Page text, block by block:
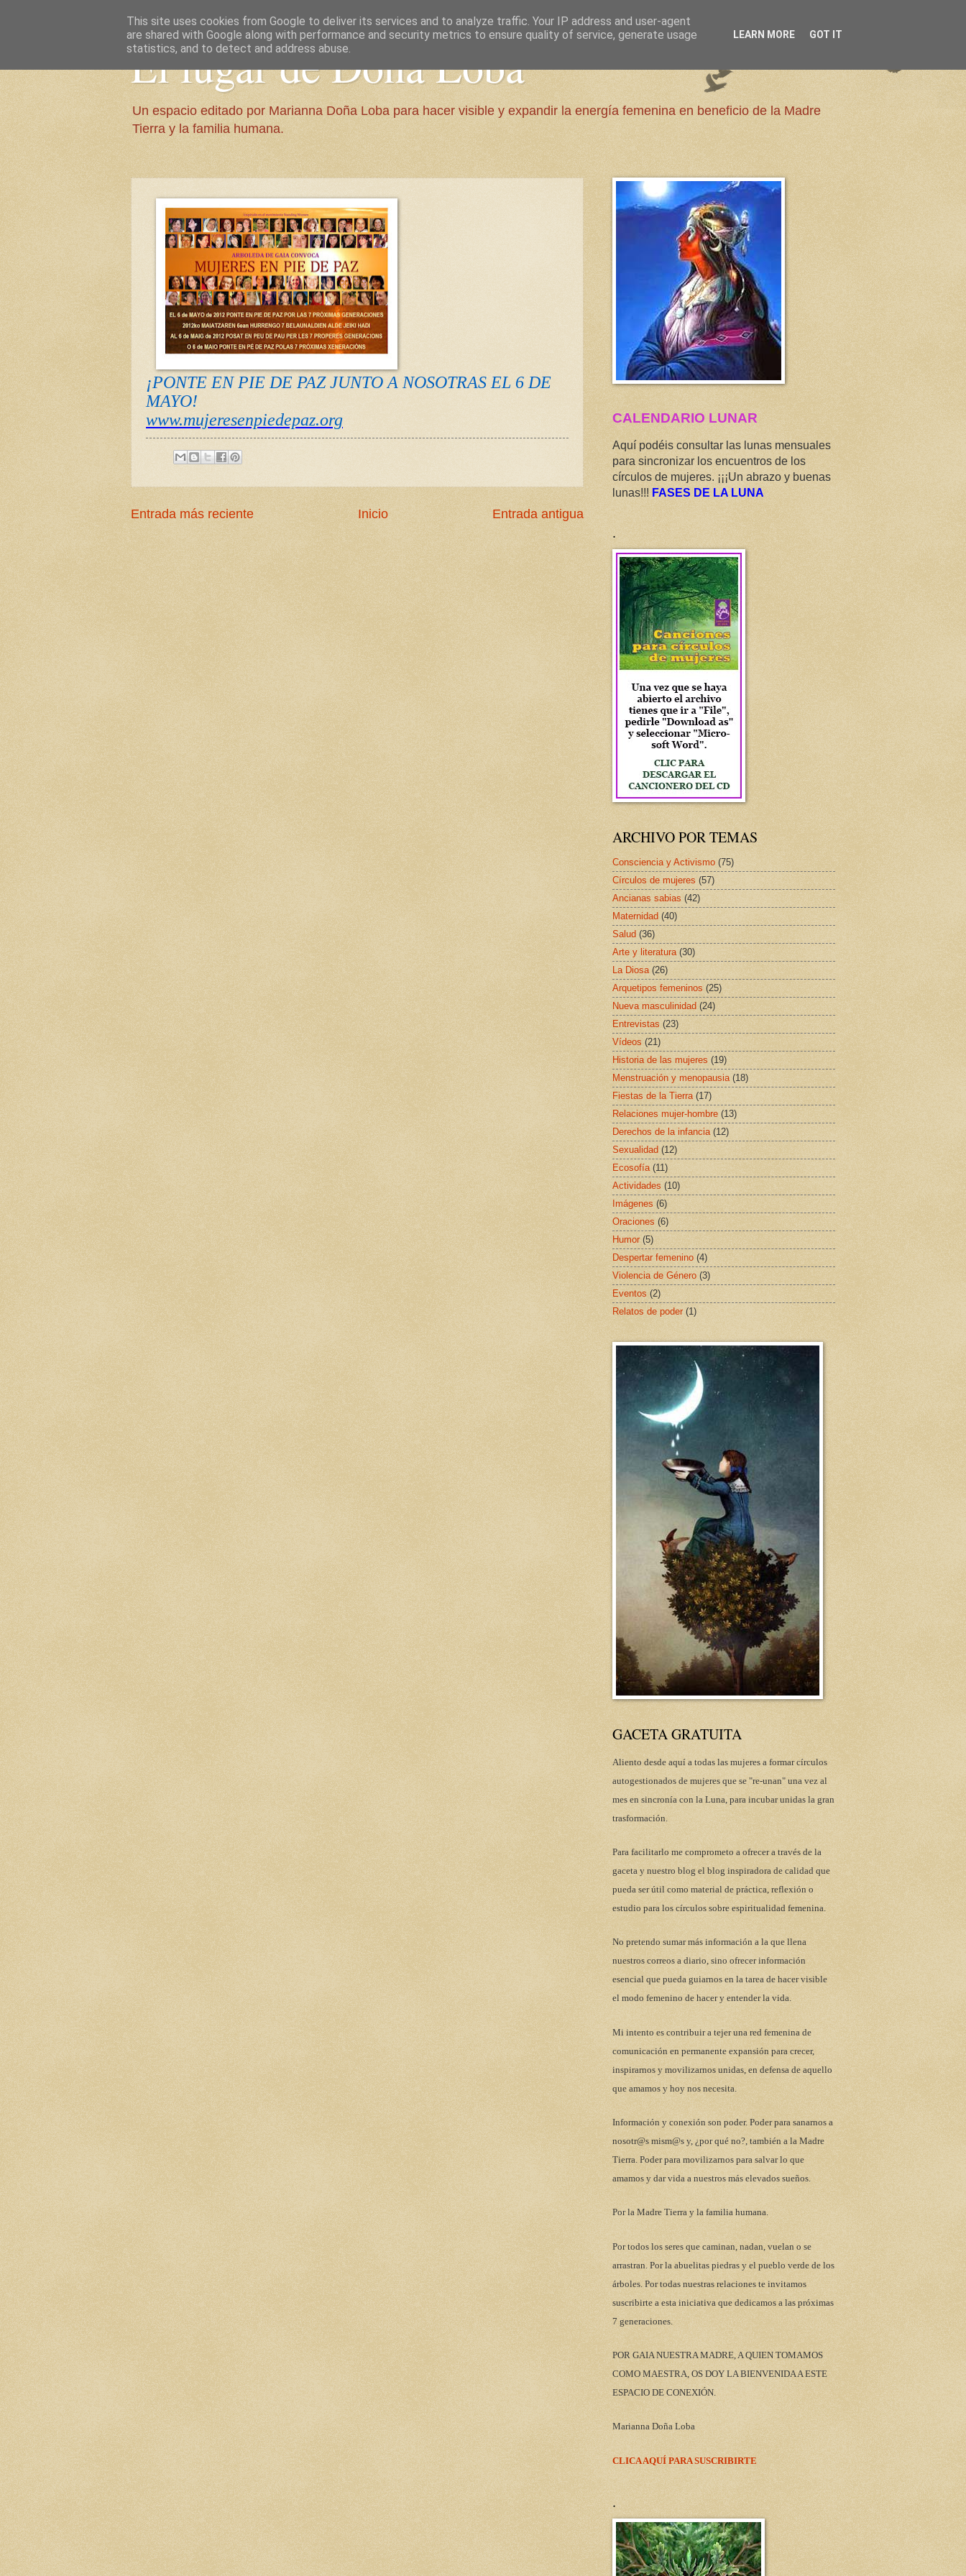
El lugar de Doña Loba
Un espacio editado por Marianna Doña Loba para hacer visible y expandir la energía femenina en beneficio de la Madre
Tierra y la familia humana.
¡PONTE EN PIE DE PAZ JUNTO A NOSOTRAS EL 6 DE
MAYO!
www.mujeresenpiedepaz.org
Entrada más reciente Entrada antigua
Inicio
CALENDARIO LUNAR
Aquí podéis consultar las lunas mensuales
para sincronizar los encuentros de los
círculos de mujeres. ¡¡¡Un abrazo y buenas
lunas!!! FASES DE LA LUNA
.
ARCHIVO POR TEMAS
Consciencia y Activismo (75)
Círculos de mujeres (57)
Ancianas sabias (42)
Maternidad (40)
Salud (36)
Arte y literatura (30)
La Diosa (26)
Arquetipos femeninos (25)
Nueva masculinidad (24)
Entrevistas (23)
Vídeos (21)
Historia de las mujeres (19)
Menstruación y menopausia (18)
Fiestas de la Tierra (17)
Relaciones mujer-hombre (13)
Derechos de la infancia (12)
Sexualidad (12)
Ecosofía (11)
Actividades (10)
Imágenes (6)
Oraciones (6)
Humor (5)
Despertar femenino (4)
Violencia de Género (3)
Eventos (2)
Relatos de poder (1)
GACETA GRATUITA
Aliento desde aquí a todas las mujeres a formar círculos
autogestionados de mujeres que se "re-unan" una vez al
mes en sincronía con la Luna, para incubar unidas la gran
trasformación.
Para facilitarlo me comprometo a ofrecer a través de la
gaceta y nuestro blog el blog inspiradora de calidad que
pueda ser útil como material de práctica, reflexión o
estudio para los círculos sobre espiritualidad femenina.
No pretendo sumar más información a la que llena
nuestros correos a diario, sino ofrecer información
esencial que pueda guiarnos en la tarea de hacer visible
el modo femenino de hacer y entender la vida.
Mi intento es contribuir a tejer una red femenina de
comunicación en permanente expansión para crecer,
inspirarnos y movilizarnos unidas, en defensa de aquello
que amamos y hoy nos necesita.
Información y conexión son poder. Poder para sanarnos a
nosotr@s mism@s y, ¿por qué no?, también a la Madre
Tierra. Poder para movilizarnos para salvar lo que
amamos y dar vida a nuestros más elevados sueños.
Por la Madre Tierra y la familia humana.
Por todos los seres que caminan, nadan, vuelan o se
arrastran. Por la abuelitas piedras y el pueblo verde de los
árboles. Por todas nuestras relaciones te invitamos
suscribirte a esta iniciativa que dedicamos a las próximas
7 generaciones.
POR GAIA NUESTRA MADRE, A QUIEN TOMAMOS
COMO MAESTRA, OS DOY LA BIENVENIDA A ESTE
ESPACIO DE CONEXIÓN.
Marianna Doña Loba
CLICA AQUÍ PARA SUSCRIBIRTE
.
This site uses cookies from Google to deliver its services and to analyze traffic. Your IP address and user-agent
are shared with Google along with performance and security metrics to ensure quality of service, generate usage
statistics, and to detect and address abuse.
LEARN MORE GOT IT